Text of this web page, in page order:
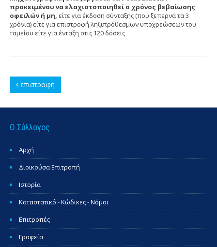
προκειμένου να ελαχιστοποιηθεί ο χρόνος βεβαίωσης
οφειλών ή μη, είτε για έκδοση σύνταξης (που ξεπερνά τα 3
χρόνια) είτε για επιστροφή ληξιπρόθεσμων υποχρεώσεων του
ταμείου είτε για ένταξη στις 120 δόσεις
επιστροφή
Ο Σύλλογος
Αρχή
Διοικούσα Επιτροπή
Ιστορία
Καταστατικό - Κώδικες - Νόμοι
Επιτροπές
Γραφεία